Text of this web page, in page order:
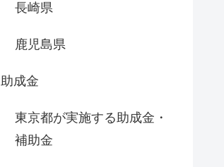
長崎県
鹿児島県
助成金
東京都が実施する助成金・
補助金